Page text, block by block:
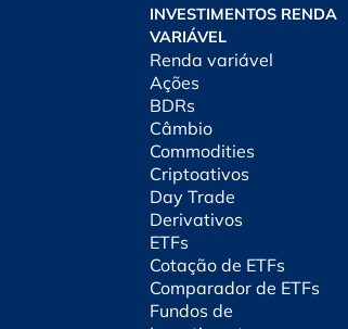
INVESTIMENTOS RENDA
VARIÁVEL
Renda variável
Ações
BDRs
Câmbio
Commodities
Criptoativos
Day Trade
Derivativos
ETFs
Cotação de ETFs
Comparador de ETFs
Fundos de